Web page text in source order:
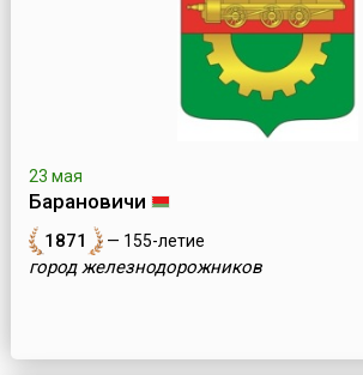
23 мая
Барановичи
1871 — 155-летие
город железнодорожников